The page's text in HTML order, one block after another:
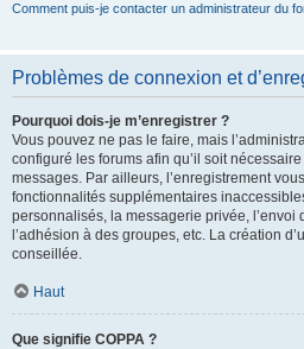
Comment puis-je contacter un administrateur du
Problèmes de connexion et
Pourquoi dois-je m’enregistrer ?
Vous pouvez ne pas le faire, mais
configuré les forums afin qu’il soit
messages. Par ailleurs, l’enregistrement
fonctionnalités supplémentaires
personnalisés, la messagerie privée, l’envoi
l’adhésion à des groupes, etc. La création
conseillée.
Haut
Que signifie COPPA ?